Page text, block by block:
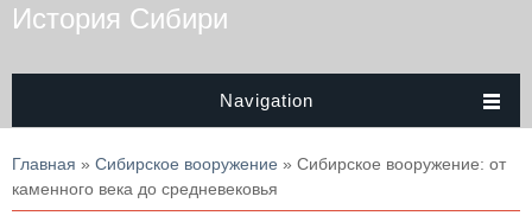
История Сибири
Navigation
Вы здесь
Главная » Сибирское вооружение » Сибирское вооружение: от
каменного века до средневековья